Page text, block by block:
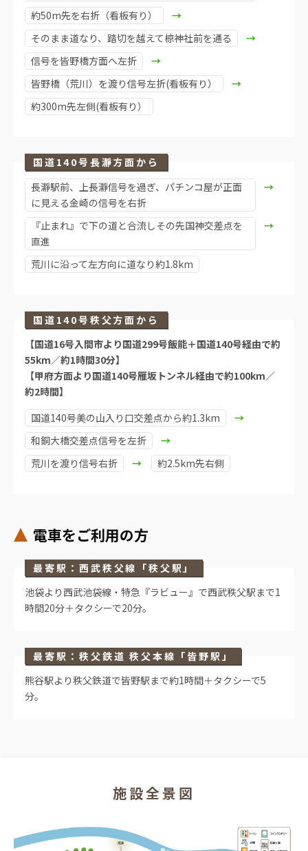
約50m先を右折（看板有り）
そのまま道なり、踏切を越えて椋神社前を通る
信号を皆野橋方面へ左折
皆野橋（荒川）を渡り信号左折(看板有り）
約300m先左側(看板有り）
国道140号長瀞方面から
長瀞駅前、上長瀞信号を過ぎ、パチンコ屋が正面
に見える金崎の信号を右折
『止まれ』で下の道と合流しその先国神交差点を
直進
荒川に沿って左方向に道なり約1.8km
国道140号秩父方面から
【国道16号入間市より国道299号飯能＋国道140号経由で約
55km／約1時間30分】
【甲府方面より国道140号雁坂トンネル経由で約100km／
約2時間】
国道140号美の山入り口交差点から約1.3km
和銅大橋交差点信号を左折
荒川を渡り信号右折
約2.5km先右側
電車をご利用の方
最寄駅：西武秩父線「秩父駅」
池袋より西武池袋線・特急『ラビュー』で西武秩父駅まで1
時間20分＋タクシーで20分。
最寄駅：秩父鉄道 秩父本線「皆野駅」
熊谷駅より秩父鉄道で皆野駅まで約1時間＋タクシーで5
分。
施設全景図